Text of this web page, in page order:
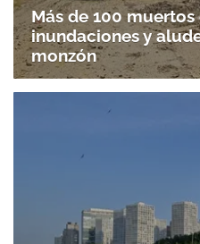
Más de 100
inundaciones y
monzón